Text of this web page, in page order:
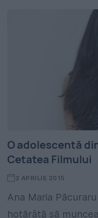
O adolescentă
Cetatea Filmului
2 APRILIE 2015
Ana Maria
hotărâtă să